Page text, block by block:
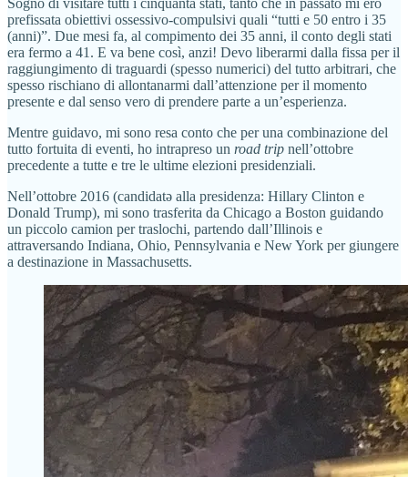
Sogno di visitare tutti i cinquanta stati, tanto che in passato mi ero
prefissata obiettivi ossessivo-compulsivi quali “tutti e 50 entro i 35
(anni)”. Due mesi fa, al compimento dei 35 anni, il conto degli stati
era fermo a 41. E va bene così, anzi! Devo liberarmi dalla fissa per il
raggiungimento di traguardi (spesso numerici) del tutto arbitrari, che
spesso rischiano di allontanarmi dall’attenzione per il momento
presente e dal senso vero di prendere parte a un’esperienza.
Mentre guidavo, mi sono resa conto che per una combinazione del
tutto fortuita di eventi, ho intrapreso un road trip nell’ottobre
precedente a tutte e tre le ultime elezioni presidenziali.
Nell’ottobre 2016 (candidatə alla presidenza: Hillary Clinton e
Donald Trump), mi sono trasferita da Chicago a Boston guidando
un piccolo camion per traslochi, partendo dall’Illinois e
attraversando Indiana, Ohio, Pennsylvania e New York per giungere
a destinazione in Massachusetts.